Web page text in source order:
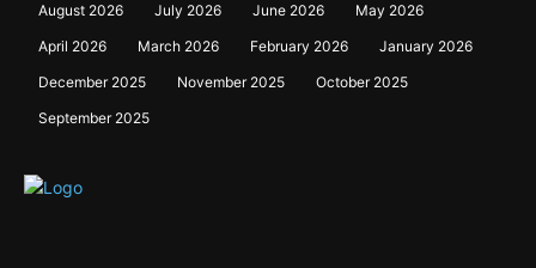
August 2026 July 2026 June 2026
May 2026
April 2026
March 2026 February 2026
January 2026
December 2025
November 2025
October 2025
September 2025